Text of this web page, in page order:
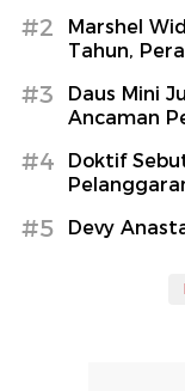
#2
Marshel
Tahun,
#3
Daus Mini
Ancaman
#4
Doktif
#5 Devy